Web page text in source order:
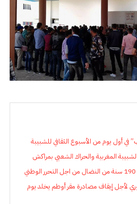
في أول يوم من الأسبوع الثقافي للشبيبة
المغربية والحراك الشعبي بمراكش
لأجل إيقاف مصادرة مقر أوطم يخلد يوم